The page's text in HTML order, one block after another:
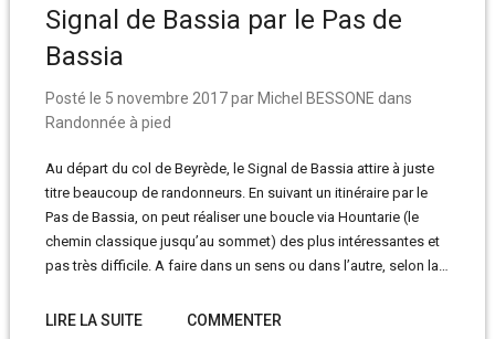
Signal de Bassia par le Pas de
Bassia
Posté le 5 novembre 2017par Michel BESSONE dans
Randonnée à pied
Au départ du col de Beyrède, le Signal de Bassia attire à juste
titre beaucoup de randonneurs. En suivant un itinéraire par le
Pas de Bassia, on peut réaliser une boucle via Hountarie (le
chemin classique jusqu’au sommet) des plus intéressantes et
pas très difficile. A faire dans un sens ou dans l’autre, selon la…
LIRE LA SUITE COMMENTER